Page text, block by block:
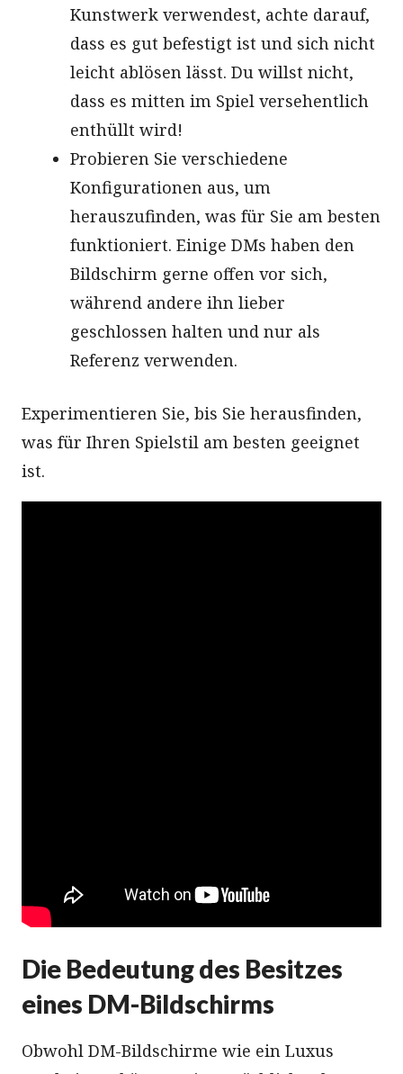
Kunstwerk verwendest, achte darauf,
dass es gut befestigt ist und sich nicht
leicht ablösen lässt. Du willst nicht,
dass es mitten im Spiel versehentlich
enthüllt wird!
Probieren Sie verschiedene
Konfigurationen aus, um
herauszufinden, was für Sie am besten
funktioniert. Einige DMs haben den
Bildschirm gerne offen vor sich,
während andere ihn lieber
geschlossen halten und nur als
Referenz verwenden.
Experimentieren Sie, bis Sie herausfinden,
was für Ihren Spielstil am besten geeignet
ist.
Die Bedeutung des Besitzes
eines DM-Bildschirms
Obwohl DM-Bildschirme wie ein Luxus